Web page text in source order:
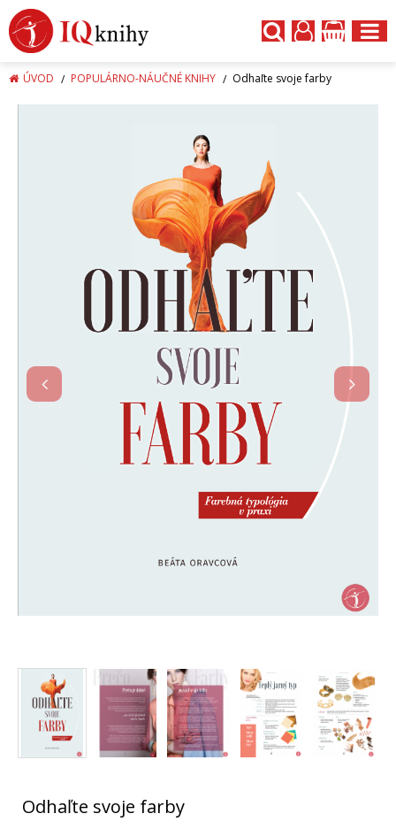
ÚVOD POPULÁRNO-NÁUČNÉ KNIHY Odhaľte svoje farby
Odhaľte svoje farby